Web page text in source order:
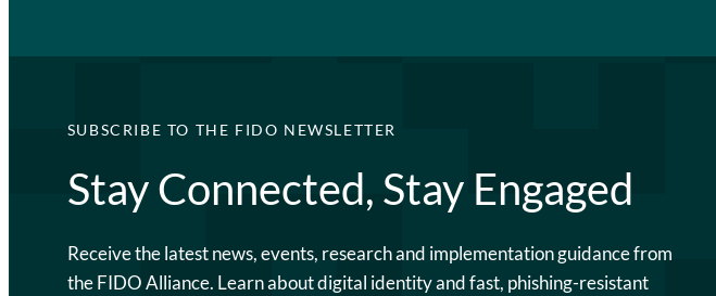
SUBSCRIBE TO THE FIDO NEWSLETTER
Stay Connected, Stay Engaged
Receive the latest news, events, research and implementation guidance from
the FIDO Alliance. Learn about digital identity and fast, phishing-resistant